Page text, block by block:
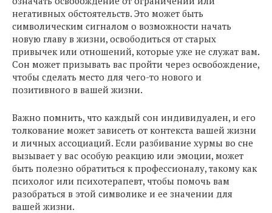
негативных обстоятельств. Это может быть
символическим сигналом о возможности начать
новую главу в жизни, освободиться от старых
привычек или отношений, которые уже не служат вам.
Сон может призывать вас пройти через освобождение,
чтобы сделать место для чего-то нового и
позитивного в вашей жизни.
Важно помнить, что каждый сон индивидуален, и его
толкование может зависеть от контекста вашей жизни
и личных ассоциаций. Если разбивание хурмы во сне
вызывает у вас особую реакцию или эмоции, может
быть полезно обратиться к профессионалу, такому как
психолог или психотерапевт, чтобы помочь вам
разобраться в этой символике и ее значении для
вашей жизни.